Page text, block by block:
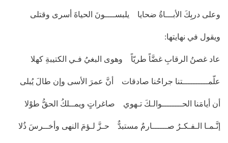
وعلى دربِكَ الأبـــاةُ ضحايا يلبســــونَ الحياةَ أسرى وقتلى
ويقول في نهايتها:
عاد غصنُ الرقابِ غضَّاً طريّاً وهوى البغيُ فـي الكتيبةِ كهلا
علّمــــــــــتنا جراحُنا صادقات أنَّ عمرَ الأسى وإن طالَ يُبلى
أن أيامَنا الحــــــــوالـكَ تـهوي صاغراتٍ ويمــلكُ الحقُّ طوْلا
إنَّـمـا الـفـكـرُ صــــــارمٌ مستبدٌّ حـزَّ لـؤمَ النهى وأخــرسَ ذُلا